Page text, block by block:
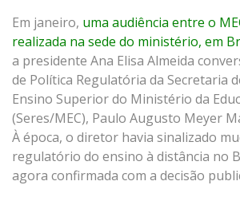
Em janeiro, uma audiência entre o
realizada na sede do ministério, em
a presidente Ana Elisa Almeida
de Política Regulatória da Secretaria
Ensino Superior do Ministério da
(Seres/MEC), Paulo Augusto Meyer
À época, o diretor havia sinalizado
regulatório do ensino à distância no
agora confirmada com a decisão